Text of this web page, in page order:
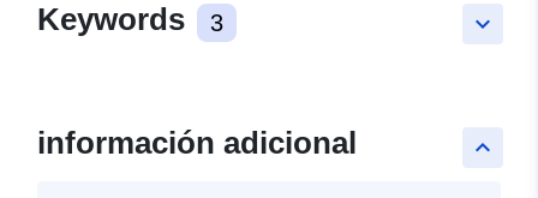
keyboard_arrow_down
Keywords 3
keyboard_arrow_up
información adicional